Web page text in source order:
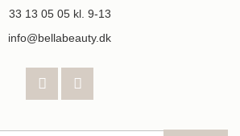
33 13 05 05kl. 9-13
info@bellabeauty.dk